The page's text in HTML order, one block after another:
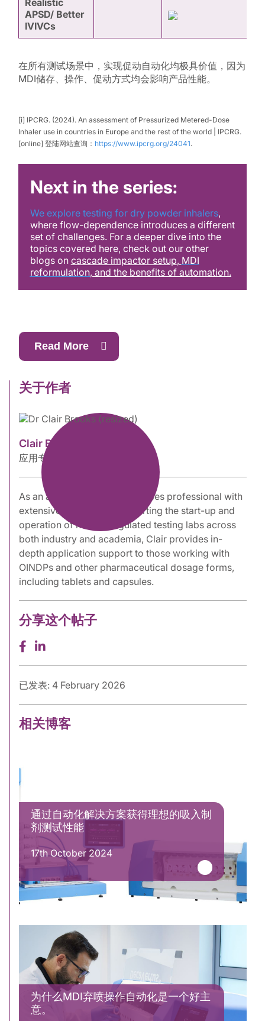
APSD/ Better
IVIVCs
在所有测试场景中，实现促动自动化均极具价值，因为
MDI储存、操作、促动方式均会影响产品性能。
[i] IPCRG. (2024). An assessment of Pressurized Metered-Dose
Inhaler use in countries in Europe and the rest of the world | IPCRG.
[online] 登陆网站查询： https://www.ipcrg.org/24041.
Next in the series:
We explore testing for dry powder inhalers,
where flow-dependence introduces a different
set of challenges. For a deeper dive into the
topics covered here, check out our other
blogs on cascade impactor setup, MDI
reformulation, and the benefits of automation.
Read More
关于作者
Clair Brooks博士
应用专家
As an accomplished life sciences professional with
extensive experience supporting the start-up and
operation of heavily regulated testing labs across
both industry and academia, Clair provides in-
depth application support to those working with
OINDPs and other pharmaceutical dosage forms,
including tablets and capsules.
分享这个帖子
已发表: 4 February 2026
相关博客
通过自动化解决方案获得理想的吸入制
剂测试性能
17th October 2024
为什么MDI弃喷操作自动化是一个好主
意。